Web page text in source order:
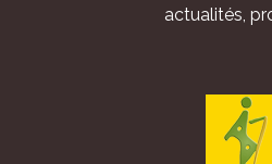
actualités,